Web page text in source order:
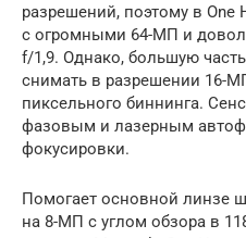
разрешений, поэтому в One
с огромными 64-МП и
f/1,9. Однако, большую
снимать в разрешении 16-
пиксельного биннинга.
фазовым и лазерным
фокусировки.
Помогает основной линзе
на 8-МП с углом обзора в